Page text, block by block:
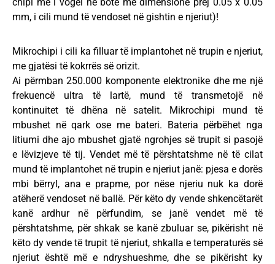
mm, i cili mund të vendoset në gishtin e njeriut)!
Mikrochipi i cili ka filluar të implantohet në trupin e njeriut,
me gjatësi të kokrrës së orizit.
Ai përmban 250.000 komponente elektronike dhe me një
frekuencë ultra të lartë, mund të transmetojë në
kontinuitet të dhëna në satelit. Mikrochipi mund të
mbushet në qark ose me bateri. Bateria përbëhet nga
litiumi dhe ajo mbushet gjatë ngrohjes së trupit si pasojë
e lëvizjeve të tij. Vendet më të përshtatshme në të cilat
mund të implantohet në trupin e njeriut janë: pjesa e dorës
mbi bërryl, ana e prapme, por nëse njeriu nuk ka dorë
atëherë vendoset në ballë. Për këto dy vende shkencëtarët
kanë ardhur në përfundim, se janë vendet më të
përshtatshme, për shkak se kanë zbuluar se, pikërisht në
këto dy vende të trupit të njeriut, shkalla e temperaturës së
njeriut është më e ndryshueshme, dhe se pikërisht ky